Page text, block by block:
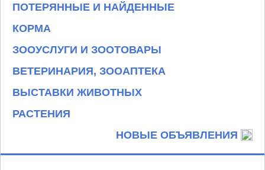
ПОТЕРЯННЫЕ И НАЙДЕННЫЕ
КОРМА
ЗООУСЛУГИ И ЗООТОВАРЫ
ВЕТЕРИНАРИЯ, ЗООАПТЕКА
ВЫСТАВКИ ЖИВОТНЫХ
РАСТЕНИЯ
НОВЫЕ ОБЪЯВЛЕНИЯ